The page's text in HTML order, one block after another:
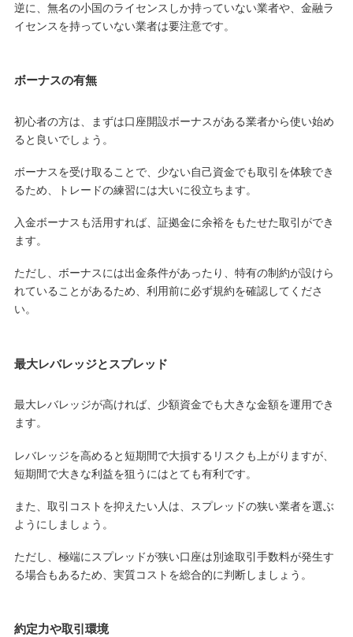
逆に、無名の小国のライセンスしか持っていない業者や、金融ラ
イセンスを持っていない業者は要注意です。
ボーナスの有無
初心者の方は、まずは口座開設ボーナスがある業者から使い始め
ると良いでしょう。
ボーナスを受け取ることで、少ない自己資金でも取引を体験でき
るため、トレードの練習には大いに役立ちます。
入金ボーナスも活用すれば、証拠金に余裕をもたせた取引ができ
ます。
ただし、ボーナスには出金条件があったり、特有の制約が設けら
れていることがあるため、利用前に必ず規約を確認してくださ
い。
最大レバレッジとスプレッド
最大レバレッジが高ければ、少額資金でも大きな金額を運用でき
ます。
レバレッジを高めると短期間で大損するリスクも上がりますが、
短期間で大きな利益を狙うにはとても有利です。
また、取引コストを抑えたい人は、スプレッドの狭い業者を選ぶ
ようにしましょう。
ただし、極端にスプレッドが狭い口座は別途取引手数料が発生す
る場合もあるため、実質コストを総合的に判断しましょう。
約定力や取引環境